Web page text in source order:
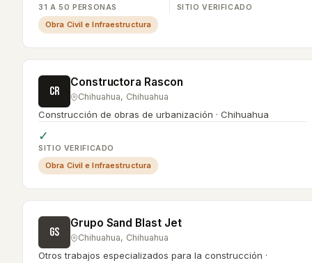
31 A 50 PERSONAS SITIO VERIFICADO
Obra Civil e Infraestructura
CR
Constructora Rascon
Chihuahua, Chihuahua
Construcción de obras de urbanización · Chihuahua
✓
SITIO VERIFICADO
Obra Civil e Infraestructura
GS
Grupo Sand Blast Jet
Chihuahua, Chihuahua
Otros trabajos especializados para la construcción ·